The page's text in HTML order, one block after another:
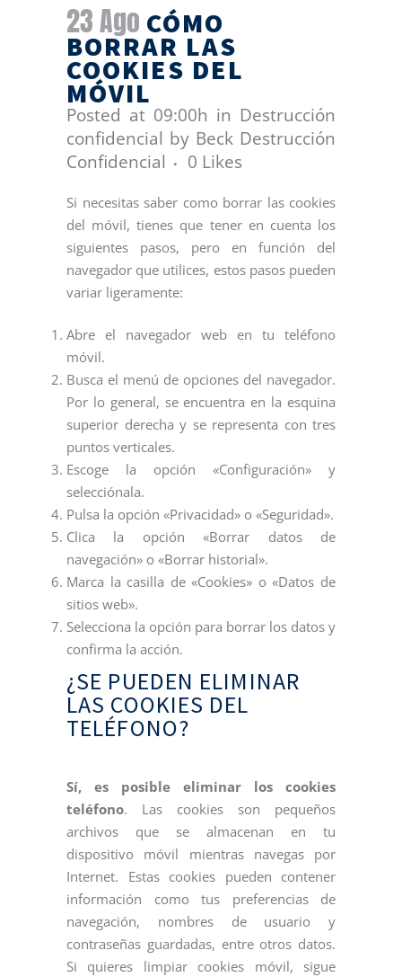
23 Ago CÓMO
BORRAR LAS
COOKIES DEL
MÓVIL
Posted at 09:00h in Destrucción
confidencial by Beck Destrucción
Confidencial
0 Likes
Si necesitas saber como borrar las cookies
del móvil, tienes que tener en cuenta los
siguientes pasos, pero en función del
navegador que utilices, estos pasos pueden
variar ligeramente:
Abre el navegador web en tu teléfono
móvil.
Busca el menú de opciones del navegador.
Por lo general, se encuentra en la esquina
superior derecha y se representa con tres
puntos verticales.
Escoge la opción «Configuración» y
selecciónala.
Pulsa la opción «Privacidad» o «Seguridad».
Clica la opción «Borrar datos de
navegación» o «Borrar historial».
Marca la casilla de «Cookies» o «Datos de
sitios web».
Selecciona la opción para borrar los datos y
confirma la acción.
¿SE PUEDEN ELIMINAR
LAS COOKIES DEL
TELÉFONO?
Sí, es posible eliminar los cookies
teléfono. Las cookies son pequeños
archivos que se almacenan en tu
dispositivo móvil mientras navegas por
Internet. Estas cookies pueden contener
información como tus preferencias de
navegación, nombres de usuario y
contraseñas guardadas, entre otros datos.
Si quieres limpiar cookies móvil, sigue